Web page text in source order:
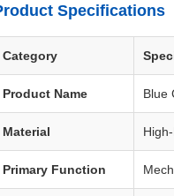
Specifications
Category
Product Name Blue
Material
Primary Function